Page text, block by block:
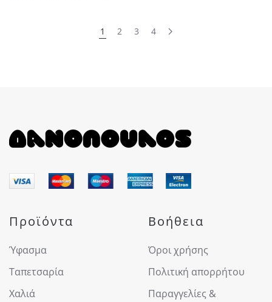
1 2 3 4
Προϊόντα
Ύφασμα
Ταπετσαρία
Χαλιά
Βοήθεια
Όροι χρήσης
Πολιτική απορρήτου
Παραγγελίες &